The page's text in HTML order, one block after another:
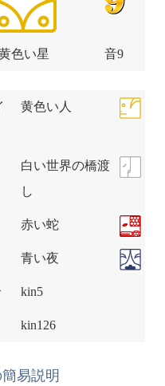
色い星 音9
黄色い人
白い世界の橋渡
し
赤い蛇
青い夜
kin5
kin126
易説明